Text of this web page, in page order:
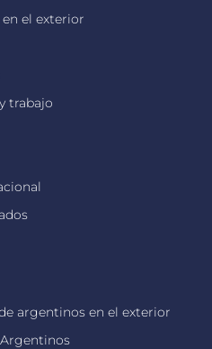
el exterior
trabajo
argentinos en el exterior